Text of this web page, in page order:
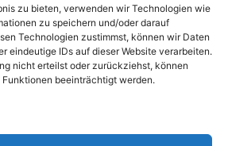
zu bieten, verwenden wir Technologien wie
zu speichern und/oder darauf
Technologien zustimmst, können wir Daten
eindeutige IDs auf dieser Website verarbeiten.
nicht erteilst oder zurückziehst, können
beeinträchtigt werden.